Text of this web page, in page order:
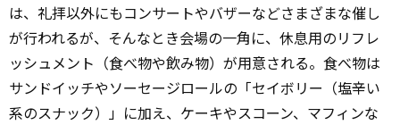
は、礼拝以外にもコンサートやバザーなどさまざまな催し
が行われるが、そんなとき会場の一角に、休息用のリフレ
ッシュメント（食べ物や飲み物）が用意される。食べ物は
サンドイッチやソーセージロールの「セイボリー（塩辛い
系のスナック）」に加え、ケーキやスコーン、マフィンな